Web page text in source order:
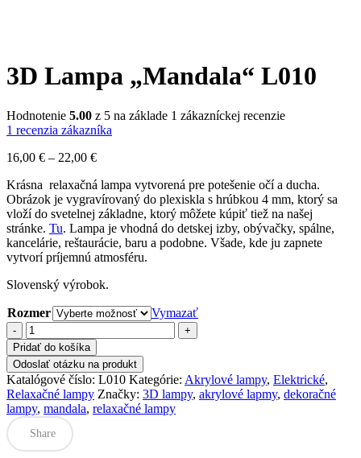
3D Lampa „Mandala“ L010
Hodnotenie 5.00 z 5 na základe 1 zákazníckej recenzie
1 recenzia zákazníka
16,00 € – 22,00 €Price
16,00 €
through
22,00 €
Krásna relaxačná lampa vytvorená pre potešenie očí a ducha.
Obrázok je vygravírovaný do plexiskla s hrúbkou 4 mm, ktorý sa
vloží do svetelnej základne, ktorý môžete kúpiť tiež na našej
stránke. Tu. Lampa je vhodná do detskej izby, obývačky, spálne,
kancelárie, reštaurácie, baru a podobne. Všade, kde ju zapnete
vytvorí príjemnú atmosféru.
Slovenský výrobok.
Rozmer
Vymazať
množstvo
3D
Lampa
"Mandala"
L010
Pridať do košíka
Odoslať otázku na produkt
Katalógové číslo: L010 Kategórie: Akrylové lampy, Elektrické,
Relaxačné lampy Značky: 3D lampy, akrylové lapmy, dekoračné
lampy, mandala, relaxačné lampy
Share